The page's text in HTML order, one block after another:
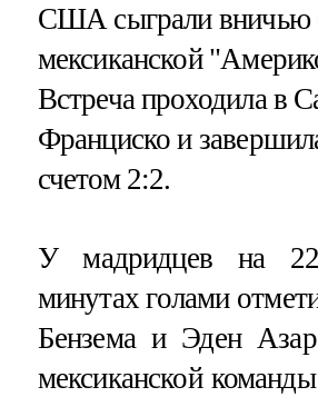
США сыграли вничью
мексиканской
Встреча проходила в
Франциско и
счетом 2:2.
У мадридцев на
минутах голами
Бензема и Эден
мексиканской